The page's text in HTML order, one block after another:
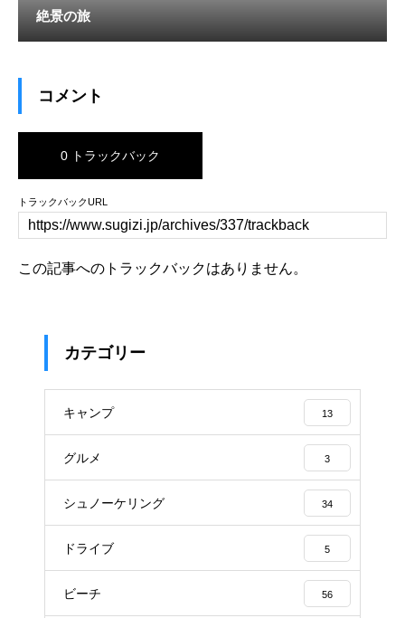
絶景の旅
コメント
0 トラックバック
トラックバックURL
この記事へのトラックバックはありません。
カテゴリー
キャンプ 13
グルメ 3
シュノーケリング 34
ドライブ 5
ビーチ 56